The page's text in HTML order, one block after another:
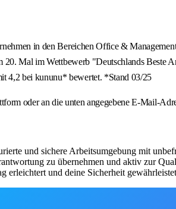
in den Bereichen Office &
Mal im Wettbewerb "Deutschlands
4,2 bei kununu* bewertet. *Stand 03/25
oder an die unten angegebene E-Mail-
und sichere Arbeitsumgebung mit
zu übernehmen und aktiv zur
erleichtert und deine Sicherheit